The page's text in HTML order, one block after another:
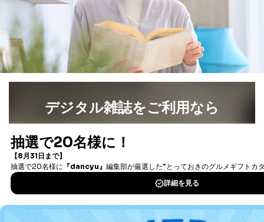
により当該事務の遂行に支障を及ぼすおそれがあると
上記２．の利用目的を実施するために守秘義務を結ん
だ企業に、業務の一部として個人情報の取扱いを委
託・提供する場合、その業務に必要な範囲で委託・提
供先企業に個人情報を開示することがあります。
委託・提供先企業は具体的には以下のような企業です
が、これらに限りません。
トカード決済などの決済代行・料金回収会社、広
店など商品の供給者、梱包会社、配送会社、新聞
販売店などの梱包・配送・配達会社
４．開示対象個人情報の「開示」「訂正」等の請求につ
当社は、本人から、開示対象個人情報について利用目的
の通知を求められた場合には、遅滞なくこれに応じま
デジタル雑誌をご利用なら
書籍）が無料で読み放題！
DOWNLOAD FOR IOS
DOWNLOAD FOR ANDROID